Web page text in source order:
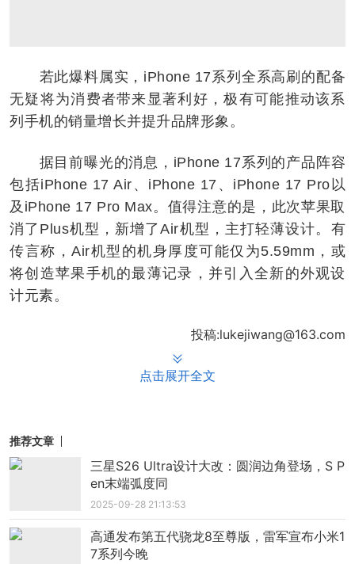
若此爆料属实，iPhone 17系列全系高刷的配备
无疑将为消费者带来显著利好，极有可能推动该系
列手机的销量增长并提升品牌形象。
据目前曝光的消息，iPhone 17系列的产品阵容
包括iPhone 17 Air、iPhone 17、iPhone 17 Pro以
及iPhone 17 Pro Max。值得注意的是，此次苹果取
消了Plus机型，新增了Air机型，主打轻薄设计。有
传言称，Air机型的机身厚度可能仅为5.59mm，或
将创造苹果手机的最薄记录，并引入全新的外观设
计元素。
投稿:lukejiwang@163.com
点击展开全文
推荐文章
三星S26 Ultra设计大改：圆润边角登场，S P
en末端弧度同
2025-09-28 21:13:53
高通发布第五代骁龙8至尊版，雷军宣布小米1
7系列今晚